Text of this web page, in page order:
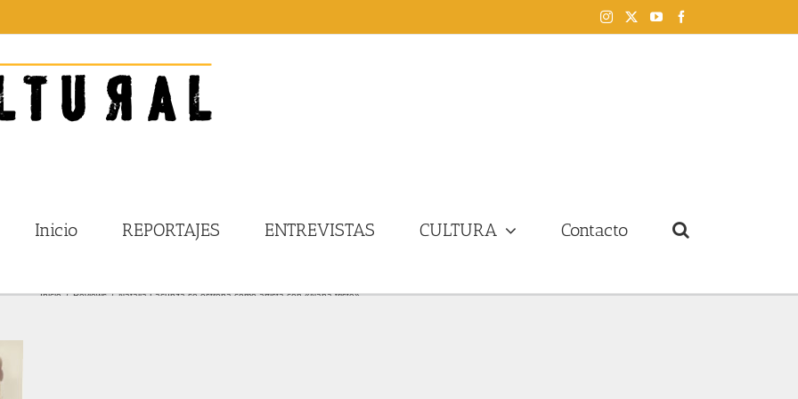
Instagram
X YouTubeFacebook
Inicio REPORTAJES ENTREVISTAS CULTURA Contacto
Inicio Reviews Natalia Lacunza se estrena como artista con «Nana triste»